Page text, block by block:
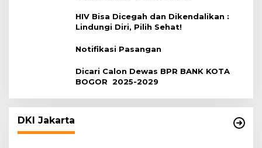
HIV Bisa Dicegah dan Dikendalikan :
Lindungi Diri, Pilih Sehat!
Notifikasi Pasangan
Dicari Calon Dewas BPR BANK KOTA
BOGOR 2025-2029
DKI Jakarta